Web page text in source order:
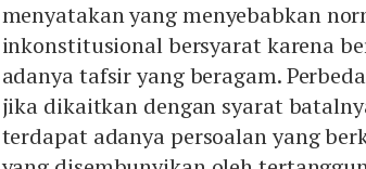
menyatakan yang menyebabkan
inkonstitusional bersyarat karena
adanya tafsir yang beragam.
jika dikaitkan dengan syarat
terdapat adanya persoalan yang